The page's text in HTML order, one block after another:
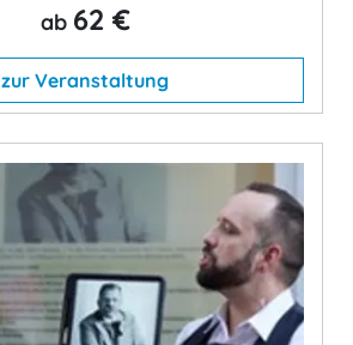
ab 62 €
zur Veranstaltung